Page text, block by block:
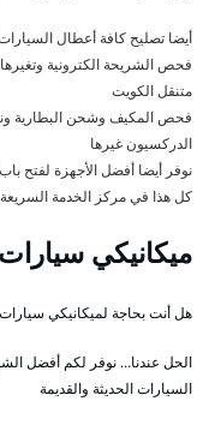
أيضا تصليح كافة أعطال
فحص الشريحة الكترونية
متنقل الكويت
فحص المكيف وشحن البطارية
الدركسيون غيرها
نوفر أيضا أفضل الأجهزة لفتح
كل هذا في مركز الخدمة
ميكانيكي
هل أنت بحاجة لميكانيكي
الحل عندنا… نوفر لكم أفضل
السيارات الحديثة والقديمة